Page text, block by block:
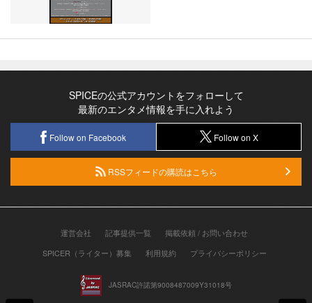
SPICEの公式アカウントをフォローして
最新のエンタメ情報を手に入れよう
Follow on Facebook Follow on X
RSSフィードの購読はこちら
運営会社 記事提供一覧
掲載依頼 / お問い合わせ
SPICER（ライター）募集
利用規約 プライバシーポリシー
JASRAC許諾第9008487009Y31018号